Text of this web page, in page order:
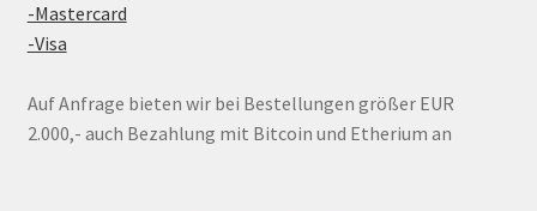
-Mastercard
-Visa
Auf Anfrage bieten wir bei Bestellungen größer EUR
2.000,- auch Bezahlung mit Bitcoin und Etherium an